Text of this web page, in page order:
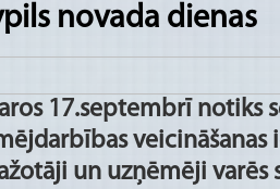
novada dienas
17.septembrī notiks
veicināšanas
un uzņēmēji varēs